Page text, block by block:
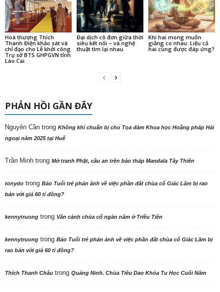
Hoà thượng Thích
Thanh Điện khảo sát và
chỉ đạo cho Lễ khởi công
Trụ sở BTS GHPGVN tỉnh
Lào Cai
Đại dịch cô đơn giữa thời
siêu kết nối – và nghệ
thuật tìm lại nhau
Khi hai mong muốn
giằng co nhau: Liệu cả
hai cùng được đáp ứng?
PHẢN HỒI GẦN ĐÂY
Nguyên Cần trong Không khí chuẩn bị cho Tọa đàm Khoa học Hoằng pháp Hải
ngoại năm 2025 tại Huế
Trần Minh trong Mở tranh Phật, cầu an trên bảo tháp Mandala Tây Thiên
tonydo trong Báo Tuổi trẻ phản ảnh về việc phần đất chùa cổ Giác Lâm bị rao
bán với giá 60 tỉ đồng?
kennytruong trong Vãn cảnh chùa cổ ngàn năm ở Triều Tiên
kennytruong trong Báo Tuổi trẻ phản ảnh về việc phần đất chùa cổ Giác Lâm bị
rao bán với giá 60 tỉ đồng?
Thích Thanh Châu trong Quảng Ninh. Chùa Tiêu Dao Khóa Tu Học Cuối Năm